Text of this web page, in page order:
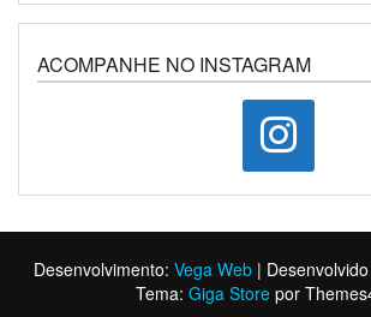
ACOMPANHE NO INSTAGRAM
instagram
Desenvolvimento: Vega Web |
Tema: Giga Storepor